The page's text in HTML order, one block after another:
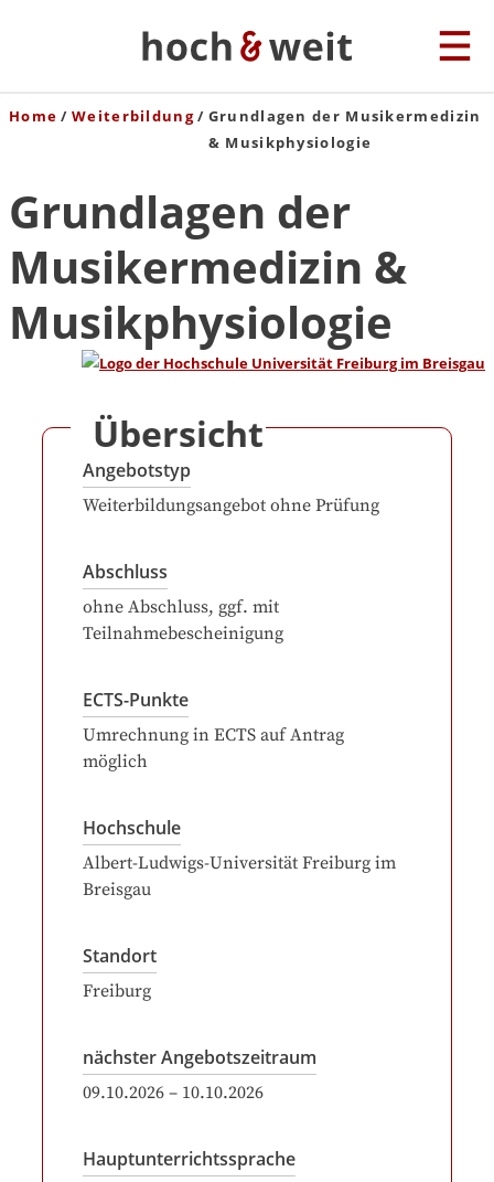
Home Weiterbildung
Grundlagen der Musikermedizin
& Musikphysiologie
Grundlagen der
Musikermedizin &
Musikphysiologie
Übersicht
Angebotstyp
Weiterbildungsangebot ohne Prüfung
Abschluss
ohne Abschluss, ggf. mit
Teilnahmebescheinigung
ECTS-Punkte
Umrechnung in ECTS auf Antrag
möglich
Hochschule
Albert-Ludwigs-Universität Freiburg im
Breisgau
Standort
Freiburg
nächster Angebotszeitraum
09.10.2026 – 10.10.2026
Hauptunterrichtssprache